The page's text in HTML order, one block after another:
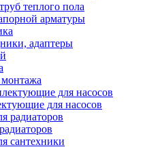
теплого пола
арматуры
адаптеры
для насосов